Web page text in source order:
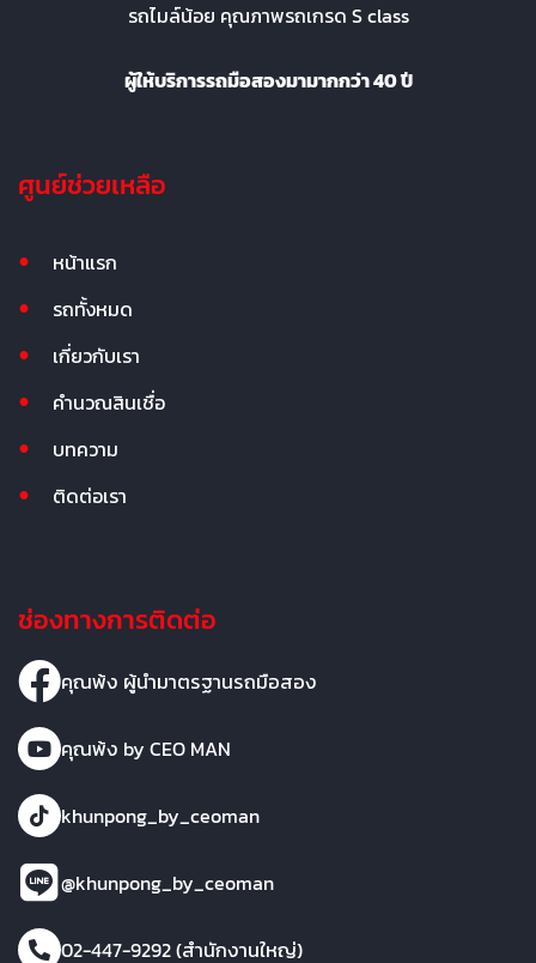
รถไมล์น้อย คุณภาพรถเกรด S class
ผู้ให้บริการรถมือสองมามากกว่า 40 ปี
ศูนย์ช่วยเหลือ
หน้าแรก
รถทั้งหมด
เกี่ยวกับเรา
คำนวณสินเชื่อ
บทความ
ติดต่อเรา
ช่องทางการติดต่อ
คุณพ้ง ผู้นำมาตรฐานรถมือสอง
คุณพ้ง by CEO MAN
khunpong_by_ceoman
@khunpong_by_ceoman
02-447-9292 (สำนักงานใหญ่)